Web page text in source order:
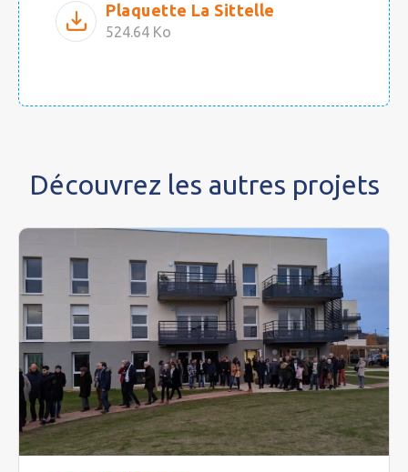
Plaquette La Sittelle
524.64 Ko
Découvrez les autres projets